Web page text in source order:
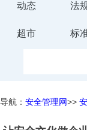
动态 法
超市 标
导航： 安全管理网>>